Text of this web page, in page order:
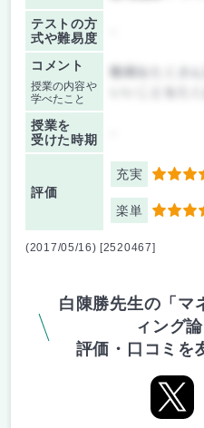
テストの方
式や難易度
コメント
授業の内容や
学べたこと
いいことをた
授業を
受けた時期
評価
充実 5
楽単 5
(2017/05/16) [2520467]
白陳勝先生の「マ
ィング
評価・口コミを